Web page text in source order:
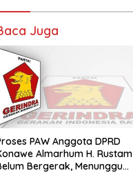
Juga
PAW Anggota DPRD
Almarhum H. Rustam
Bergerak, Menunggu